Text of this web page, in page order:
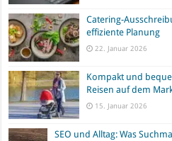
Catering-
effiziente Planung
22. Januar 2026
Kompakt und
Reisen auf dem
15. Januar 2026
SEO und Alltag: Was